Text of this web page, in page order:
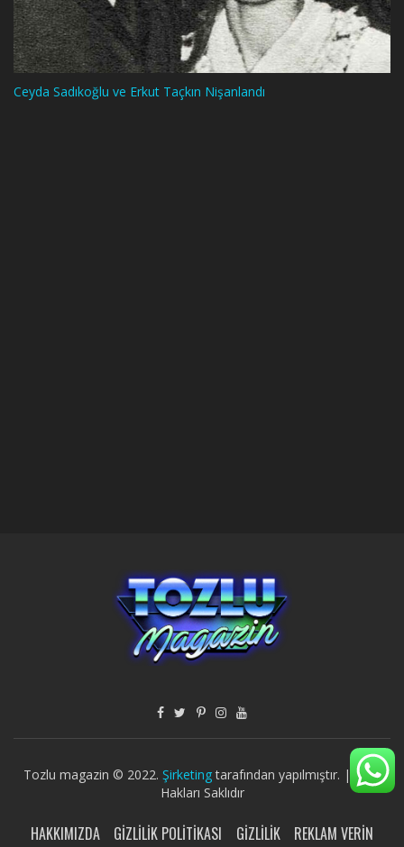
Ceyda Sadıkoğlu ve Erkut Taçkın Nişanlandı
Tozlu magazin © 2022. Şirketingtarafından yapılmıştır. | Tüm
Hakları Saklıdır
HAKKIMIZDA GIZLILIK POLITIKASI GIZLILIK REKLAM VERIN